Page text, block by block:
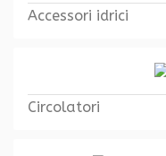
Accessori idrici
Circolatori